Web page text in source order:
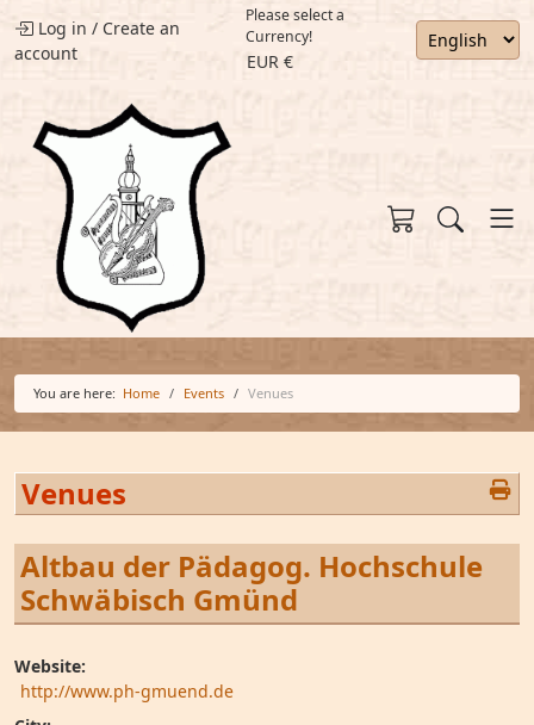
Log in / Create an
account
Please select a
Currency!
EUR €
You are here: Home Events Venues
Venues
Altbau der Pädagog. Hochschule
Schwäbisch Gmünd
Website:
http://www.ph-gmuend.de